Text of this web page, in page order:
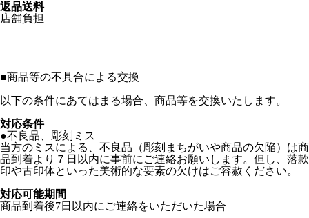
返品送料
店舗負担
■商品等の不具合による交換
以下の条件にあてはまる場合、商品等を交換いたします。
対応条件
●不良品、彫刻ミス
当方のミスによる、不良品（彫刻まちがいや商品の欠陥）は商
品到着より７日以内に事前にご連絡お願いします。但し、落款
印や古印体といった美術的な要素の欠けはご容赦ください。
対応可能期間
商品到着後7日以内にご連絡をいただいた場合